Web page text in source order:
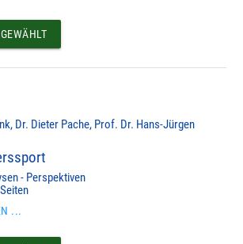
Dr. Dieter Pache, Prof. Dr. Hans-Jürgen
- Perspektiven
...